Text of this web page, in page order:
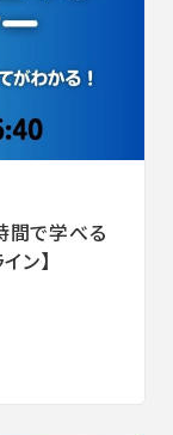
間で学べる
ン】